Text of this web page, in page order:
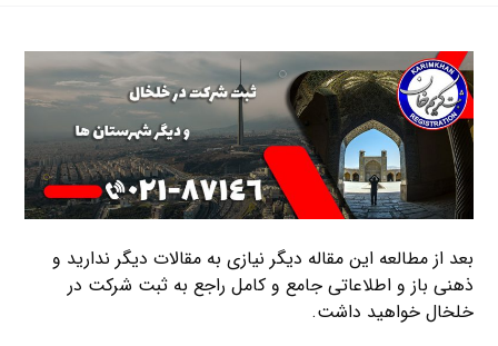
بعد از مطالعه این مقاله دیگر نیازی به مقالات دیگر ندارید و
ذهنی باز و اطلاعاتی جامع و کامل راجع به ثبت شرکت در
خلخال خواهید داشت.